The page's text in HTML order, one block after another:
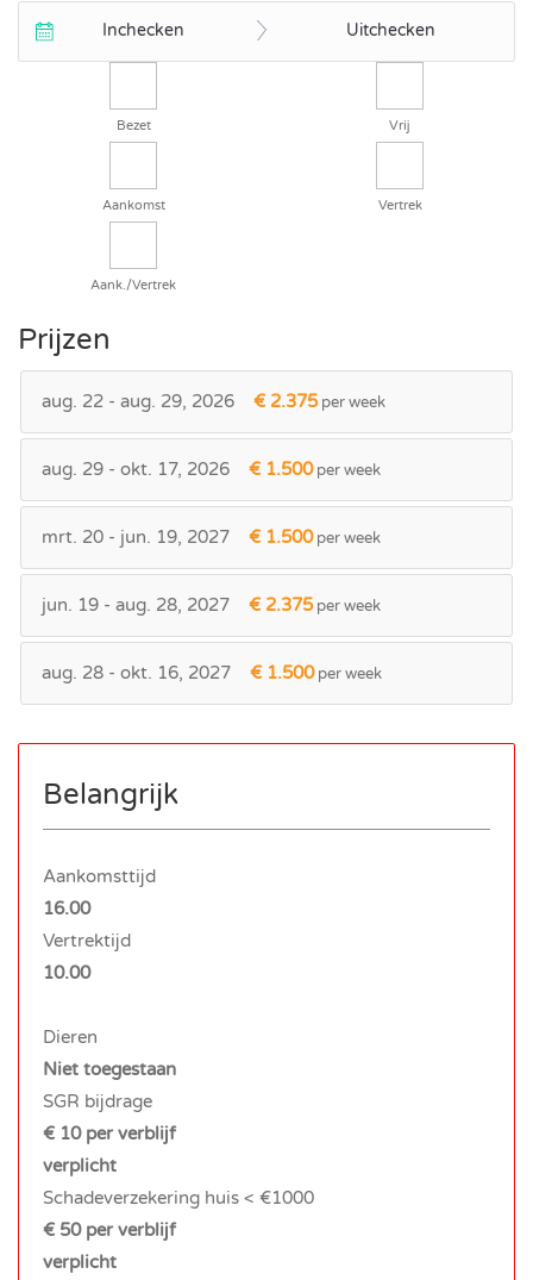
Inchecken Uitchecken
Bezet Vrij
Aankomst Vertrek
Aank./Vertrek
Prijzen
aug. 22 - aug. 29, 2026 € 2.375per week
aug. 29 - okt. 17, 2026 € 1.500per week
mrt. 20 - jun. 19, 2027 € 1.500per week
jun. 19 - aug. 28, 2027 € 2.375per week
aug. 28 - okt. 16, 2027 € 1.500per week
Belangrijk
Aankomsttijd
16.00
Vertrektijd
10.00
Dieren
Niet toegestaan
SGR bijdrage
€ 10 per verblijf
verplicht
Schadeverzekering huis < €1000
€ 50 per verblijf
verplicht